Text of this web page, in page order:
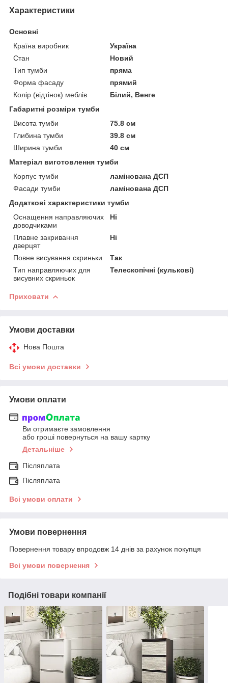
Характеристики
Основні
Країна виробник
Україна
Стан
Новий
Тип тумби
пряма
Форма фасаду
прямий
Колір (відтінок) меблів
Білий, Венге
Габаритні розміри тумби
Висота тумби
75.8 см
Глибина тумби
39.8 см
Ширина тумби
40 см
Матеріал виготовлення тумби
Корпус тумби
ламінована ДСП
Фасади тумби
ламінована ДСП
Додаткові характеристики тумби
Оснащення направляючих
доводчиками
Ні
Плавне закривання
дверцят
Ні
Повне висування скриньки
Так
Тип направляючих для
висувних скриньок
Телескопічні (кулькові)
Приховати
Умови доставки
Нова Пошта
Всі умови доставки
Умови оплати
Ви отримаєте замовлення
або гроші повернуться на вашу картку
Детальніше
Післяплата
Післяплата
Всі умови оплати
Умови повернення
Повернення товару впродовж 14 днів за рахунок покупця
Всі умови повернення
Подібні товари компанії